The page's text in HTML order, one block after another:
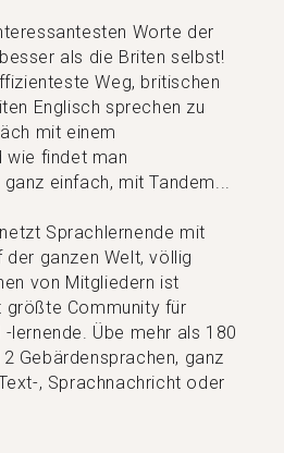
Worte der
als die Briten selbst!
Weg, britischen
Englisch sprechen zu
mit einem
wie findet man
einfach, mit Tandem...
Sprachlernende mit
ganzen Welt, völlig
von Mitgliedern ist
größte Community für
lernende. Übe mehr als 180
Gebärdensprachen, ganz
, Sprachnachricht oder